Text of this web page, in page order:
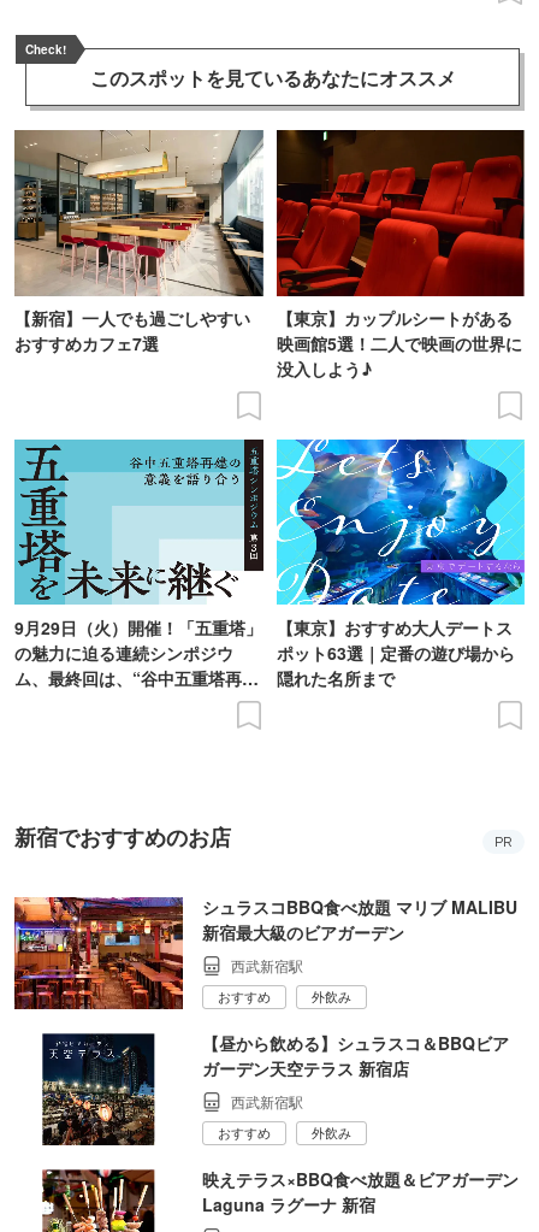
Check!
このスポットを見ているあなたにオススメ
【新宿】一人でも過ごしやすい
おすすめカフェ7選
【東京】カップルシートがある
映画館5選！二人で映画の世界に
没入しよう♪
9月29日（火）開催！「五重塔」
の魅力に迫る連続シンポジウ
ム、最終回は、“谷中五重塔再建
【東京】おすすめ大人デートス
ポット63選｜定番の遊び場から
隠れた名所まで
新宿でおすすめのお店 PR
シュラスコBBQ食べ放題 マリブ MALIBU
新宿最大級のビアガーデン
西武新宿駅
おすすめ 外飲み
【昼から飲める】シュラスコ＆BBQビア
ガーデン天空テラス 新宿店
西武新宿駅
おすすめ 外飲み
映えテラス×BBQ食べ放題＆ビアガーデン
Laguna ラグーナ 新宿